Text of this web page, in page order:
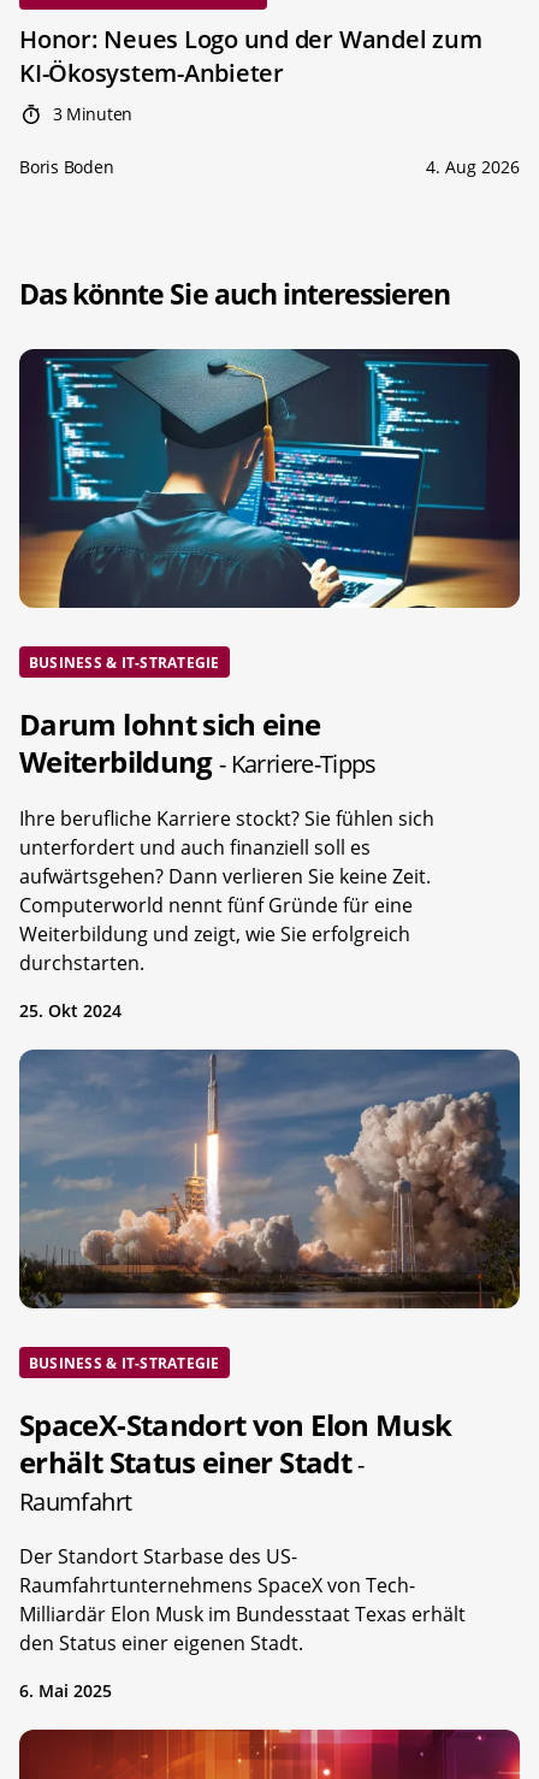
Honor: Neues Logo und der Wandel zum
KI-Ökosystem-Anbieter
3 Minuten
Boris Boden 4. Aug 2026
Das könnte Sie auch interessieren
BUSINESS & IT-STRATEGIE
Darum lohnt sich eine
Weiterbildung- Karriere-Tipps
Ihre berufliche Karriere stockt? Sie fühlen sich
unterfordert und auch finanziell soll es
aufwärtsgehen? Dann verlieren Sie keine Zeit.
Computerworld nennt fünf Gründe für eine
Weiterbildung und zeigt, wie Sie erfolgreich
durchstarten.
25. Okt 2024
BUSINESS & IT-STRATEGIE
SpaceX-Standort von Elon Musk
erhält Status einer Stadt-
Raumfahrt
Der Standort Starbase des US-
Raumfahrtunternehmens SpaceX von Tech-
Milliardär Elon Musk im Bundesstaat Texas erhält
den Status einer eigenen Stadt.
6. Mai 2025